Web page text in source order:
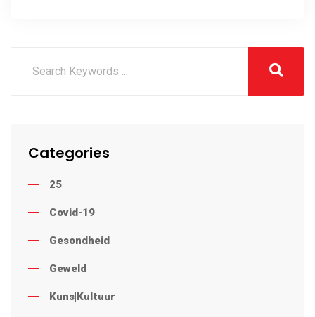
Categories
25
Covid-19
Gesondheid
Geweld
Kuns|Kultuur